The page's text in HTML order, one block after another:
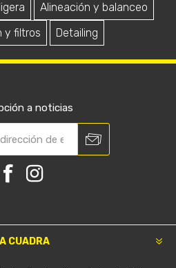
Alineación y balanceo
y filtros
Detailing
a noticias
CUADRA